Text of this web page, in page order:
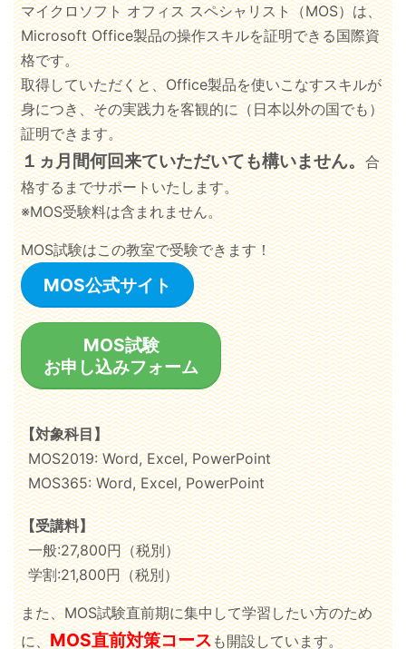
マイクロソフト オフィス スペシャリスト（MOS）は、
Microsoft Office製品の操作スキルを証明できる国際資
格です。
取得していただくと、Office製品を使いこなすスキルが
身につき、その実践力を客観的に（日本以外の国でも）
証明できます。
１ヵ月間何回来ていただいても構いません。合
格するまでサポートいたします。
※MOS受験料は含まれません。
MOS試験はこの教室で受験できます！
MOS公式サイト
MOS試験
お申し込みフォーム
【対象科目】
MOS2019: Word, Excel, PowerPoint
MOS365: Word, Excel, PowerPoint
【受講料】
一般:27,800円（税別）
学割:21,800円（税別）
また、MOS試験直前期に集中して学習したい方のため
に、MOS直前対策コースも開設しています。